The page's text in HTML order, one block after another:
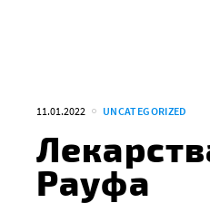
11.01.2022 UNCATEGORIZED
Рауфа